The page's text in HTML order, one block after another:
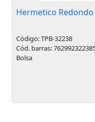
Hermetico
Código: TPB-32238
Cód. barras:
Bolsa